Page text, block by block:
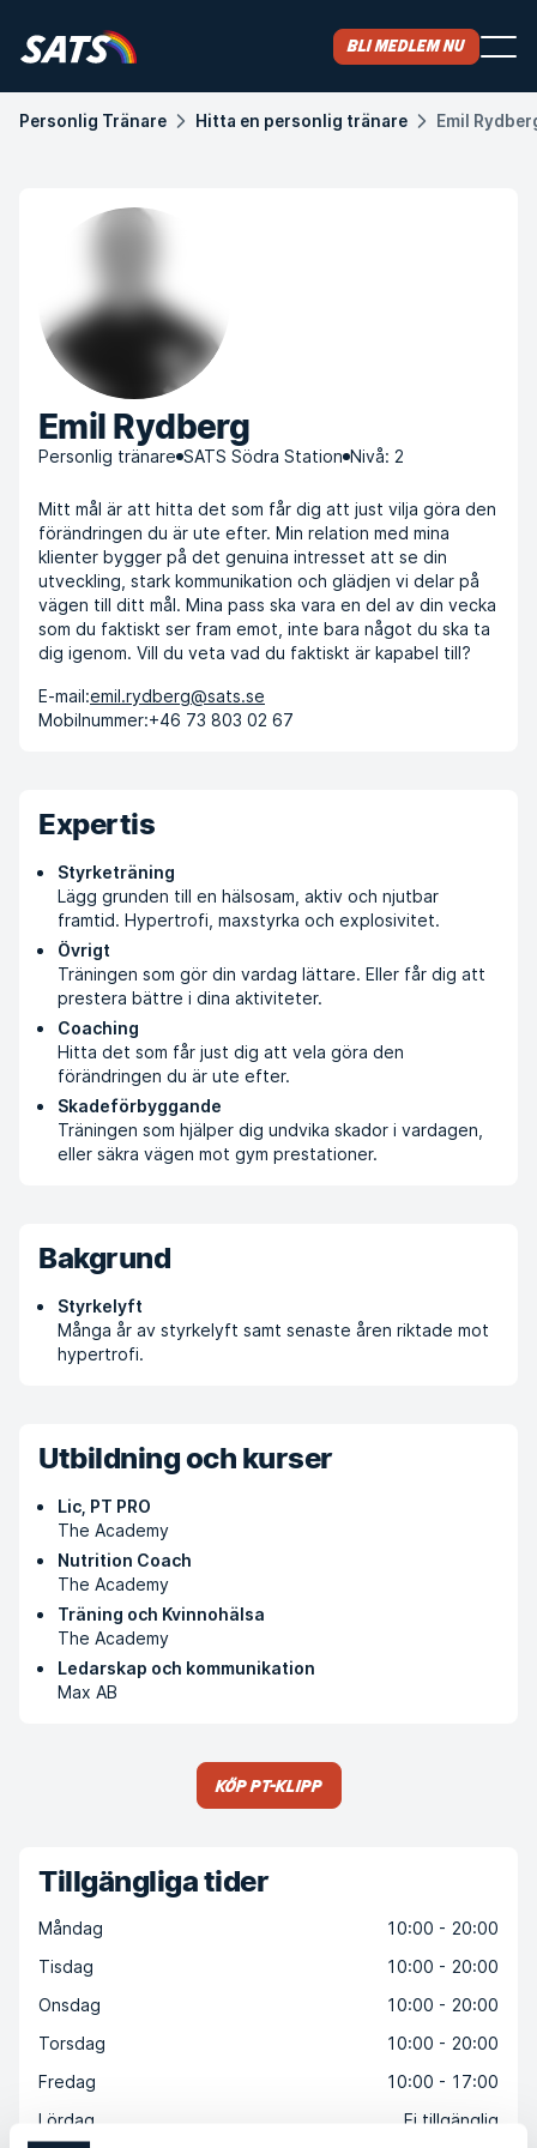
Bli medlem nu
Personlig Tränare Hitta en personlig tränare Emil
Emil Rydberg
Personlig tränare SATS Södra Station Nivå: 2
Mitt mål är att hitta det som får dig att just vilja göra den
förändringen du är ute efter. Min relation med mina
klienter bygger på det genuina intresset att se din
utveckling, stark kommunikation och glädjen vi delar på
vägen till ditt mål. Mina pass ska vara en del av din vecka
som du faktiskt ser fram emot, inte bara något du ska ta
dig igenom. Vill du veta vad du faktiskt är kapabel till?
E-mail:emil.rydberg@sats.se
Mobilnummer:+46 73 803 02 67
Expertis
Styrketräning
Lägg grunden till en hälsosam, aktiv och njutbar
framtid. Hypertrofi, maxstyrka och explosivitet.
Övrigt
Träningen som gör din vardag lättare. Eller får dig att
prestera bättre i dina aktiviteter.
Coaching
Hitta det som får just dig att vela göra den
förändringen du är ute efter.
Skadeförbyggande
Träningen som hjälper dig undvika skador i vardagen,
eller säkra vägen mot gym prestationer.
Bakgrund
Styrkelyft
Många år av styrkelyft samt senaste åren riktade mot
hypertrofi.
Utbildning och kurser
Lic, PT PRO
The Academy
Nutrition Coach
The Academy
Träning och Kvinnohälsa
The Academy
Ledarskap och kommunikation
Max AB
Köp PT-klipp
Tillgängliga tider
Måndag
10:00 - 20:00
Tisdag
10:00 - 20:00
Onsdag
10:00 - 20:00
Torsdag
10:00 - 20:00
Fredag
10:00 - 17:00
Lördag
Ej tillgänglig